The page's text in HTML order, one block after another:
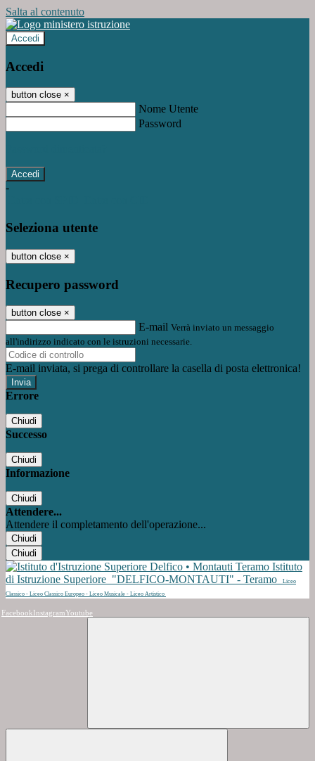
Salta al contenuto
Accedi
Accedi
button close ×
Nome Utente
Password
-
Seleziona utente
button close ×
Recupero password
button close ×
E-mail Verrà inviato un messaggio
all'indirizzo indicato con le istruzioni necessarie.
E-mail inviata, si prega di controllare la casella di posta elettronica!
Errore
Chiudi
Successo
Chiudi
Informazione
Chiudi
Attendere...
Attendere il completamento dell'operazione...
Chiudi
Chiudi
Istituto
di Istruzione Superiore "DELFICO-MONTAUTI" - Teramo
Liceo
Classico - Liceo Classico Europeo - Liceo Musicale - Liceo Artistico
Facebook InstagramYoutube